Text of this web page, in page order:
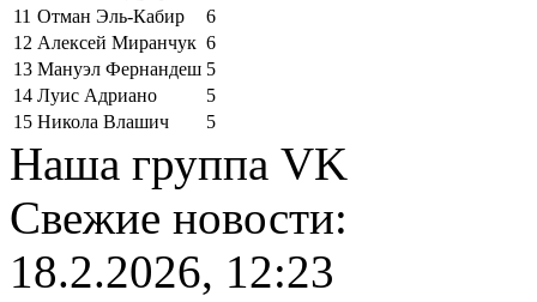
11 Отман Эль-Кабир
6
12 Алексей Миранчук 6
13 Мануэл Фернандеш 5
14 Луис Адриано
5
15 Никола Влашич 5
Наша группа VK
Свежие новости:
18.2.2026, 12:23